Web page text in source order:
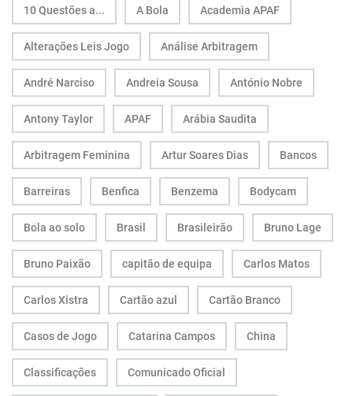
10 Questões a... A Bola Academia APAF
Alterações Leis Jogo Análise Arbitragem
André Narciso Andreia Sousa António Nobre
Antony Taylor APAF Arábia Saudita
Arbitragem Feminina Artur Soares Dias Bancos
Barreiras Benfica Benzema Bodycam
Bola ao solo Brasil Brasileirão Bruno Lage
Bruno Paixão capitão de equipa Carlos Matos
Carlos Xistra Cartão azul Cartão Branco
Casos de Jogo Catarina Campos China
Classificações Comunicado Oficial